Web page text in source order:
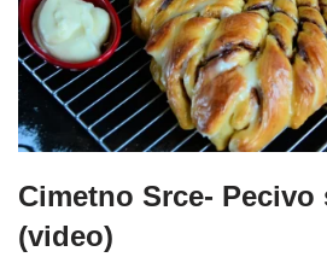
Cimetno Srce- Pecivo
(video)